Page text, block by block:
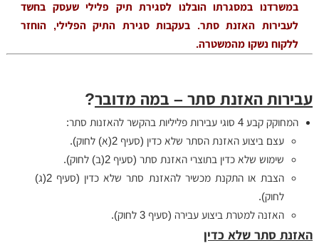
במשרדנו במסגרתו הובלנו לסגירת תיק פלילי שעסק בחשד
לעבירות האזנת סתר. בעקבות סגירת התיק הפלילי, הוחזר
ללקוח נשקו מהמשטרה.
עבירות האזנת סתר – במה מדובר?
המחוקק קבע 4 סוגי עבירות פליליות בהקשר להאזנות סתר:
עצם ביצוע האזנת הסתר שלא כדין (סעיף 2(א) לחוק).
שימוש שלא כדין בתוצרי האזנת סתר (סעיף 2(ב) לחוק).
הצבת או התקנת מכשיר להאזנת סתר שלא כדין (סעיף 2(ג)
לחוק).
האזנה למטרת ביצוע עבירה (סעיף 3 לחוק).
האזנת סתר שלא כדין